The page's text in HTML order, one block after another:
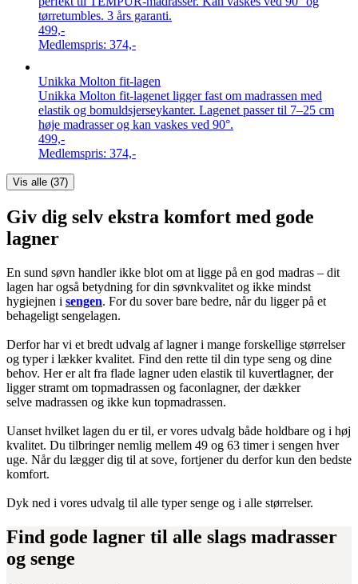
tørretumbles. 3 års garanti.
499,-
Medlemspris: 374,-
Unikka Molton fit-lagen
Unikka Molton fit-lagenet ligger fast om madrassen med
elastik og bomuldsjerseykanter. Lagenet passer til 7–25 cm
høje madrasser og kan vaskes ved 90°.
499,-
Medlemspris: 374,-
Vis alle (37)
Giv dig selv ekstra komfort med gode
lagner
En sund søvn handler ikke blot om at ligge på en god madras – dit
lagen har også betydning for din søvnkvalitet og ikke mindst
hygiejnen i sengen. For du sover bare bedre, når du ligger på et
behageligt sengelagen.
Derfor har vi et bredt udvalg af lagner i mange forskellige størrelser
og typer i lækker kvalitet. Find den rette til din type seng og dine
behov. Her er alt fra flade lagner uden elastik til kuvertlagner, der
ligger stramt om topmadrassen og faconlagner, der dækker
selve madrassen og ikke kun topmadrassen.
Uanset hvilket lagen du er til, er vores udvalg både holdbare og i høj
kvalitet. Du tilbringer nemlig mellem 49 og 63 timer i sengen hver
uge. Når du lægger dig til at sove, fortjener du derfor kun den bedste
komfort.
Dyk ned i vores udvalg til alle typer senge og i alle størrelser.
Find gode lagner til alle slags madrasser
og senge